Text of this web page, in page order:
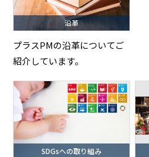
沿革
プラスPMの沿革についてご
紹介しています。
SDGsへの取り組み